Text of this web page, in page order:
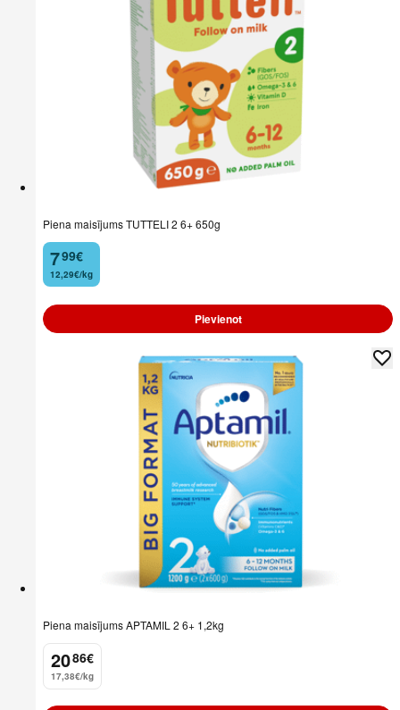
Piena maisījums TUTTELI 2 6+ 650g
7
. 99€
12,29€/kg
Pievienot
Piena maisījums APTAMIL 2 6+ 1,2kg
20
. 86€
17,38€/kg